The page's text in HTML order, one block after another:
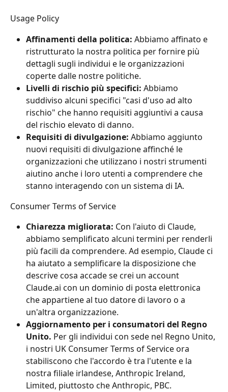
Usage Policy
Affinamenti della politica: Abbiamo affinato e
ristrutturato la nostra politica per fornire più
dettagli sugli individui e le organizzazioni
coperte dalle nostre politiche.
Livelli di rischio più specifici: Abbiamo
suddiviso alcuni specifici "casi d'uso ad alto
rischio" che hanno requisiti aggiuntivi a causa
del rischio elevato di danno.
Requisiti di divulgazione: Abbiamo aggiunto
nuovi requisiti di divulgazione affinché le
organizzazioni che utilizzano i nostri strumenti
aiutino anche i loro utenti a comprendere che
stanno interagendo con un sistema di IA.
Consumer Terms of Service
Chiarezza migliorata: Con l'aiuto di Claude,
abbiamo semplificato alcuni termini per renderli
più facili da comprendere. Ad esempio, Claude ci
ha aiutato a semplificare la disposizione che
descrive cosa accade se crei un account
Claude.ai con un dominio di posta elettronica
che appartiene al tuo datore di lavoro o a
un'altra organizzazione.
Aggiornamento per i consumatori del Regno
Unito. Per gli individui con sede nel Regno Unito,
i nostri UK Consumer Terms of Service ora
stabiliscono che l'accordo è tra l'utente e la
nostra filiale irlandese, Anthropic Ireland,
Limited, piuttosto che Anthropic, PBC.